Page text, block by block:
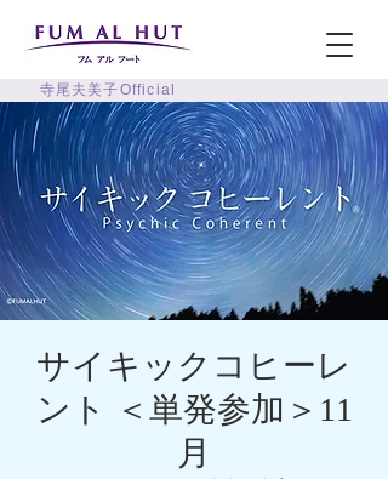
寺尾夫美子Official
サイキックコヒーレ
ント ＜単発参加＞11
月